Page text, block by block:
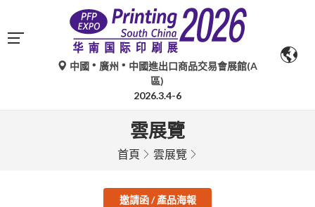
中國 廣州
中國進出口商品交易會展館(A
區)
2026.3.4-6
雲展覽
首頁 雲展覽
邀請函 / 產品海報